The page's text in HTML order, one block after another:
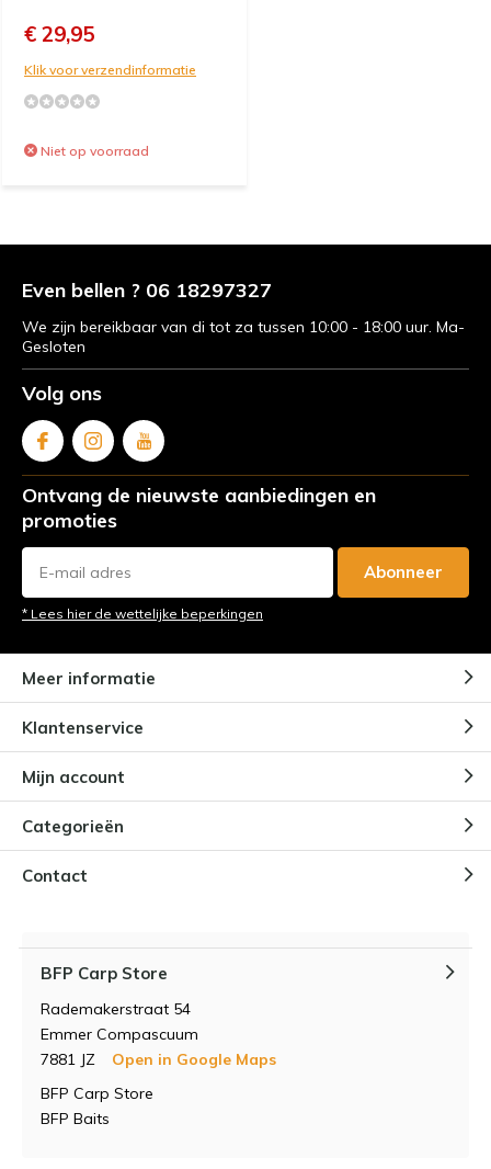
€ 29,95
Klik voor verzendinformatie
Niet op voorraad
Even bellen ? 06 18297327
We zijn bereikbaar van di tot za tussen 10:00 - 18:00 uur. Ma-
Gesloten
Volg ons
Ontvang de nieuwste aanbiedingen en
promoties
Abonneer
* Lees hier de wettelijke beperkingen
Meer informatie
Klantenservice
Mijn account
Categorieën
Contact
BFP Carp Store
Rademakerstraat 54
Emmer Compascuum
7881 JZ
Open in Google Maps
BFP Carp Store
BFP Baits